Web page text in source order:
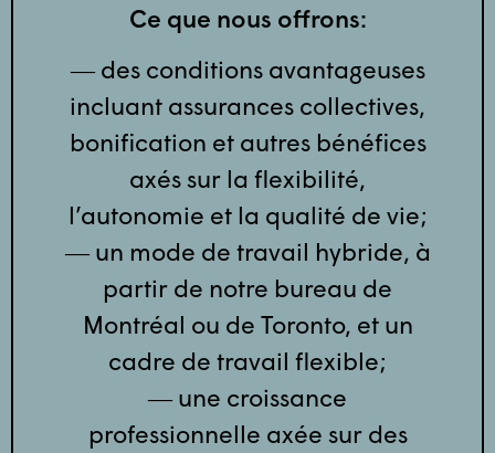
Ce que nous offrons:
― des conditions avantageuses
incluant assurances collectives,
bonification et autres bénéfices
axés sur la flexibilité,
l’autonomie et la qualité de vie;
― un mode de travail hybride, à
partir de notre bureau de
Montréal ou de Toronto, et un
cadre de travail flexible;
― une croissance
professionnelle axée sur des